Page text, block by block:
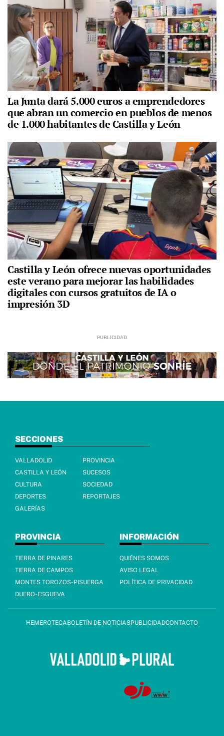
La Junta dará 5.000 euros a emprendedores
que abran un comercio en pueblos de menos
de 1.000 habitantes de Castilla y León
Castilla y León ofrece nuevas oportunidades
este verano para mejorar las habilidades
digitales con cursos gratuitos de IA o
impresión 3D
SECCIONES
VALLADOLID
PROVINCIA
CASTILLA Y LEÓN
SUCESOS
CULTURA
SOCIEDAD
DEPORTES
REPORTAJES
GALERÍAS
PROVINCIA
TIERRA DE PINARES
TIERRA DE CAMPOS
MONTES TOROZOS-PISUERGA
DUERO-ESGUEVA
INFORMACIÓN
QUIÉNES SOMOS
AVISO LEGAL
POLÍTICA DE PRIVACIDAD
HEMEROTECABOLETÍN DE NOTICIASPUBLICIDADCONTACTO